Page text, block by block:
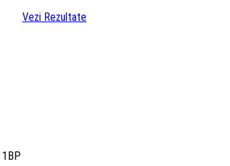
Vezi Rezultate